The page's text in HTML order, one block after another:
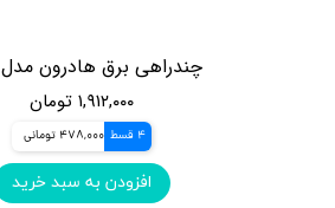
چندراهی برق هادرون مدل P24
۱,۹۱۲,۰۰۰ تومان
4 قسط 478,000 تومانی
افزودن به سبد خرید